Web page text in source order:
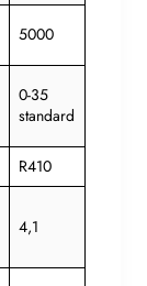
5000
0-35
standard
R410
4,1